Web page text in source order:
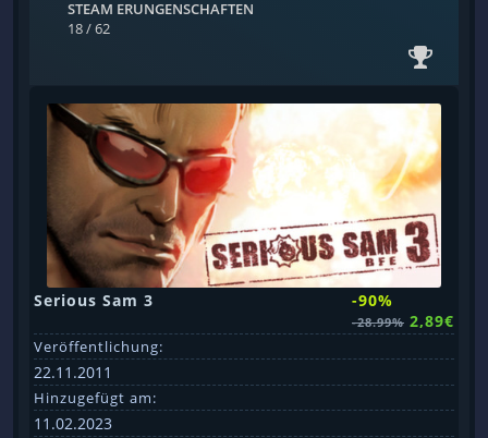
STEAM ERUNGENSCHAFTEN
18 / 62
Serious Sam 3 -90%
-28.99% 2,89€
Veröffentlichung:
22.11.2011
Hinzugefügt am:
11.02.2023